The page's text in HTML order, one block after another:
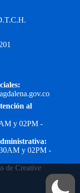
al
y 02PM -
y 02PM -
de Creative